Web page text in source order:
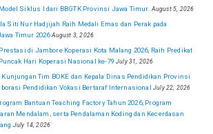
Siklus I dari BBGTK Provinsi Jawa Timur. August 5, 2026
Siti Nur Hadjijah Raih Medali Emas dan Perak pada
Timur 2026 August 3, 2026
di Jambore Koperasi Kota Malang 2026, Raih Predikat
Hari Koperasi Nasional ke-79 July 31, 2026
Tim BOKE dan Kepala Dinas Pendidikan Provinsi
Pendidikan Vokasi Bertaraf Internasional July 22, 2026
Bantuan Teaching Factory Tahun 2026, Program
Mendalam, serta Pendalaman Koding dan Kecerdasan
July 14, 2026